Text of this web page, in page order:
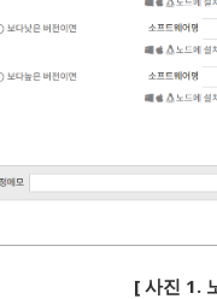
[ 사진 1.